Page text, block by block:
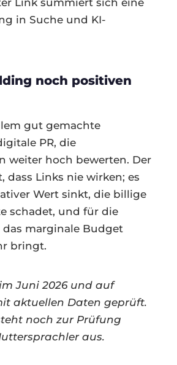
in Suche und KI-
noch positiven
gut gemachte
PR, die
weiter hoch bewerten. Der
dass Links nie wirken; es
Wert sinkt, die billige
schadet, und für die
marginale Budget
bringt.
Juni 2026 und auf
aktuellen Daten geprüft.
noch zur Prüfung
aus.